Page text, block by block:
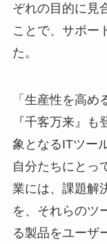
ぞれの目的に見
ことで、サポー
た。
「生産性を高
『千客万来』
象となるITツー
自分たちにとっ
業には、課題解
を、それらのツ
る製品をユーザ